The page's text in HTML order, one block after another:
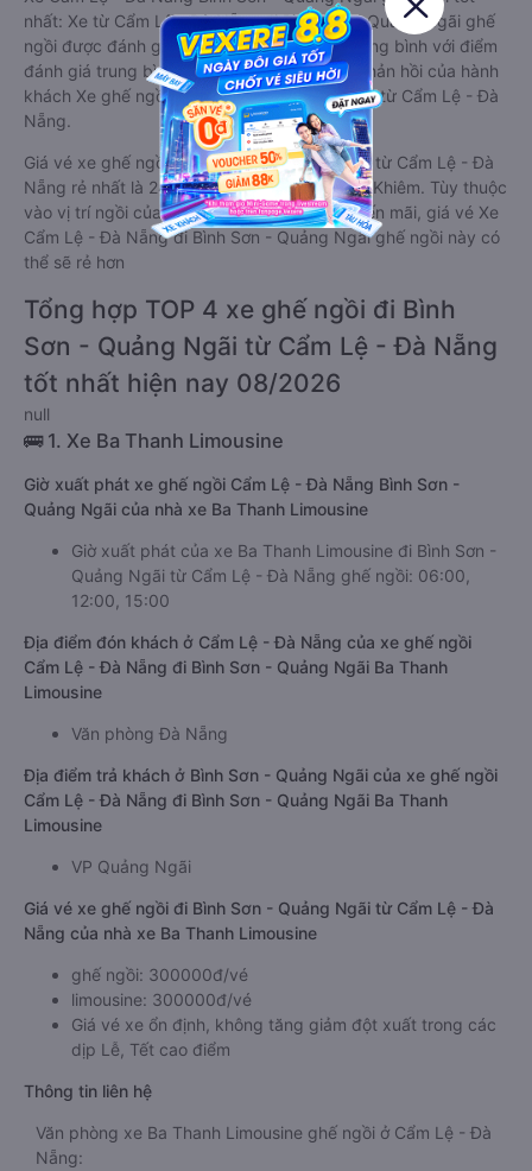
nhất: Xe từ Cẩm Lệ - Đà Nẵng đi Bình Sơn - Quảng Ngãi ghế
ngồi được đánh giá chung có chất lượng Trung bình với điểm
đánh giá trung bình từ 5.0/5 dựa trên 209 phản hồi của hành
khách Xe ghế ngồi về Bình Sơn - Quảng Ngãi từ Cẩm Lệ - Đà
Nẵng.
Giá vé xe ghế ngồi đi Bình Sơn - Quảng Ngãi từ Cẩm Lệ - Đà
Nẵng rẻ nhất là 243000 của hãng xe Quyên Khiêm. Tùy thuộc
vào vị trí ngồi của bạn và chương trình khuyến mãi, giá vé Xe
Cẩm Lệ - Đà Nẵng đi Bình Sơn - Quảng Ngãi ghế ngồi này có
thể sẽ rẻ hơn
Tổng hợp TOP 4 xe ghế ngồi đi Bình
Sơn - Quảng Ngãi từ Cẩm Lệ - Đà Nẵng
tốt nhất hiện nay 08/2026
null
🚌 1. Xe Ba Thanh Limousine
Giờ xuất phát xe ghế ngồi Cẩm Lệ - Đà Nẵng Bình Sơn -
Quảng Ngãi của nhà xe Ba Thanh Limousine
Giờ xuất phát của xe Ba Thanh Limousine đi Bình Sơn -
Quảng Ngãi từ Cẩm Lệ - Đà Nẵng ghế ngồi: 06:00,
12:00, 15:00
Địa điểm đón khách ở Cẩm Lệ - Đà Nẵng của xe ghế ngồi
Cẩm Lệ - Đà Nẵng đi Bình Sơn - Quảng Ngãi Ba Thanh
Limousine
Văn phòng Đà Nẵng
Địa điểm trả khách ở Bình Sơn - Quảng Ngãi của xe ghế ngồi
Cẩm Lệ - Đà Nẵng đi Bình Sơn - Quảng Ngãi Ba Thanh
Limousine
VP Quảng Ngãi
Giá vé xe ghế ngồi đi Bình Sơn - Quảng Ngãi từ Cẩm Lệ - Đà
Nẵng của nhà xe Ba Thanh Limousine
ghế ngồi: 300000đ/vé
limousine: 300000đ/vé
Giá vé xe ổn định, không tăng giảm đột xuất trong các
dịp Lễ, Tết cao điểm
Thông tin liên hệ
Văn phòng xe Ba Thanh Limousine ghế ngồi ở Cẩm Lệ - Đà
Nẵng: